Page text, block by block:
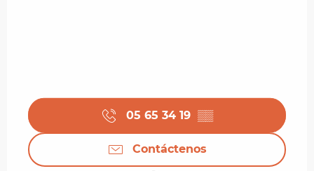
05 65 34 19 ▒▒
Contáctenos